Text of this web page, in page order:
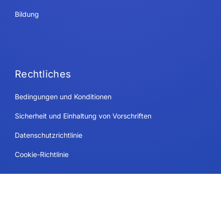
Bildung
Rechtliches
Bedingungen und Konditionen
Sicherheit und Einhaltung von Vorschriften
Datenschutzrichtlinie
Cookie-Richtlinie